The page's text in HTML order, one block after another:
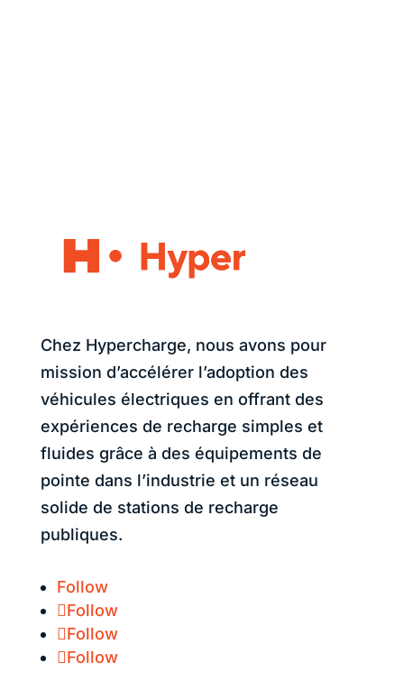
Chez Hypercharge, nous avons pour
mission d’accélérer l’adoption des
véhicules électriques en offrant des
expériences de recharge simples et
fluides grâce à des équipements de
pointe dans l’industrie et un réseau
solide de stations de recharge
publiques.
Follow
Follow
Follow
Follow